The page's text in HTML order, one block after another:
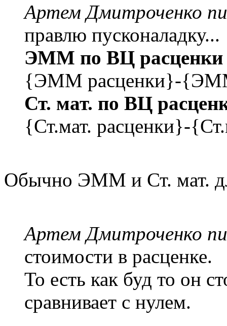
Артем Дмитроченко
правлю пусконаладку...
ЭММ по ВЦ расценки
{ЭММ расценки}-
Ст. мат. по ВЦ
{Ст.мат. расценки}-
Обычно ЭММ и Ст. мат.
Артем Дмитроченко
стоимости в расценке.
То есть как буд то он
сравнивает с нулем.